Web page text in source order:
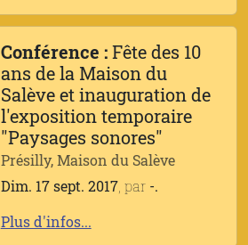
Conférence :Fête des 10
ans de la Maison du
Salève et inauguration de
l'exposition temporaire
"Paysages sonores"
Présilly, Maison du Salève
Dim. 17 sept. 2017, par -.
Plus d'infos...